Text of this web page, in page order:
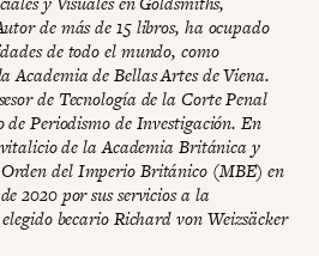
de más de 15 libros, ha ocupado
de todo el mundo, como
de Bellas Artes de Viena.
de Tecnología de la Corte Penal
Periodismo de Investigación. En
de la Academia Británica y
del Imperio Británico (MBE) en
2020 por sus servicios a la
becario Richard von Weizsäcker